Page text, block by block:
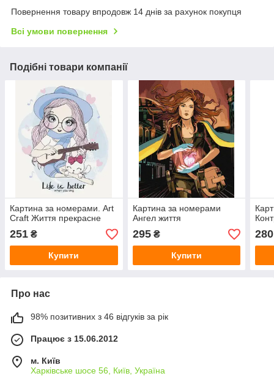
Повернення товару впродовж 14 днів за рахунок покупця
Всі умови повернення
Подібні товари компанії
Картина за номерами. Art
Craft Життя прекрасне
251 ₴
Купити
Картина за номерами
Ангел життя
295₴
Купити
280
Про нас
98% позитивних з 46 відгуків за рік
Працює з 15.06.2012
м. Київ
Харківське шосе 56, Київ, Україна